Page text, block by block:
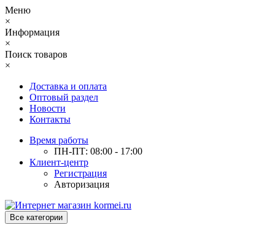
Меню
×
Информация
×
Поиск товаров
×
Доставка и оплата
Оптовый раздел
Новости
Контакты
Время работы
ПН-ПТ: 08:00 - 17:00
Клиент-центр
Регистрация
Авторизация
Все категории